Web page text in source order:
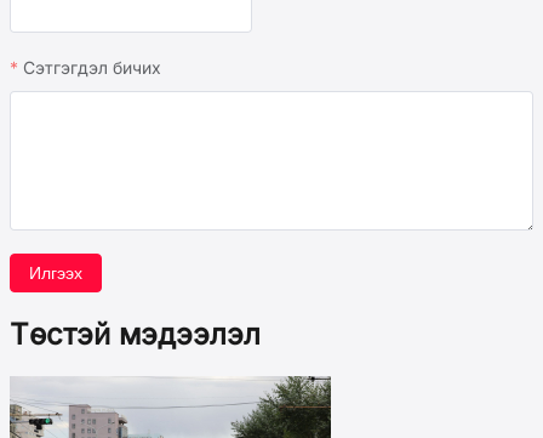
Сэтгэгдэл бичих
Илгээх
Төстэй мэдээлэл